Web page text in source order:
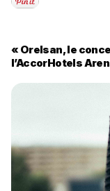
« Orelsan, le
l’AccorHotels